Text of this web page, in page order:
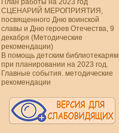
План работы на 2023 год
СЦЕНАРИЙ МЕРОПРИЯТИЯ,
посвященного Дню воинской
славы и Дню героев Отечества, 9
декабря (Методические
рекомендации)
В помощь детским библиотекарям
при планировании на 2023 год.
Главные события. методические
рекомендации